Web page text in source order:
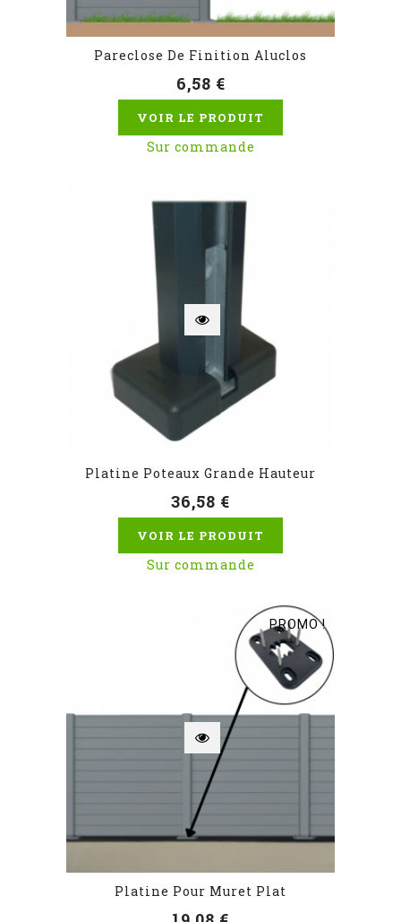
Pareclose De Finition Aluclos
6,58 €
VOIR LE PRODUIT
Sur commande
Platine Poteaux Grande Hauteur
36,58 €
VOIR LE PRODUIT
Sur commande
PROMO !
Platine Pour Muret Plat